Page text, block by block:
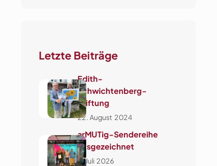
Letzte Beiträge
Edith-
Schwichtenberg-
Stiftung
22. August 2024
arMUTig-Sendereihe
ausgezeichnet
3. Juli 2026